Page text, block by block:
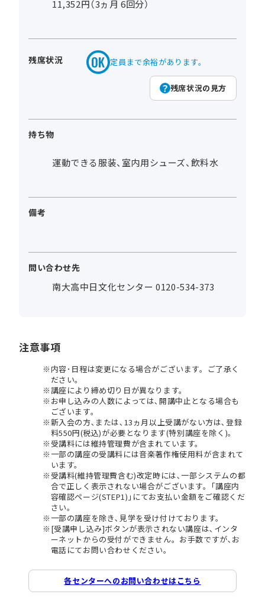
11,352円（3ヵ月 6回分）
残席状況 定員まで余裕があります。
残席状況の見方
持ち物
運動できる服装、室内用シューズ、飲料水
備考
問い合わせ先
南大高中日文化センター 0120-534-373
注意事項
内容･日程は変更になる場合がございます。ご了承く
ださい。
講座により締め切り日が異なります。
お申し込みの人数によっては､開講中止となる場合も
ございます。
新入会の方､または､13ヵ月以上受講がない方は､登録
料550円(税込)が必要となります(特別講座を除く)。
受講料には維持管理費が含まれています。
一部の講座の受講料には音楽著作権使用料が含まれて
います。
受講料(維持管理費含む)改定時には､一部システムの都
合で正しく表示されない場合がございます。｢講座内
容確認ページ(STEP1)｣にてお支払い金額をご確認くだ
さい。
一部の講座を除き､見学を受け付けております。
[受講申し込み]ボタンが表示されない講座は､インタ
ーネットからの受付ができません。お手数ですが､お
電話にてお問い合わせください。
各センターへのお問い合わせはこちら